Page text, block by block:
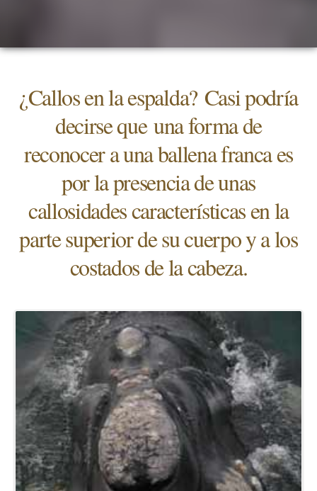
¿Callos en la espalda? Casi podría
decirse que una forma de
reconocer a una ballena franca es
por la presencia de unas
callosidades características en la
parte superior de su cuerpo y a los
costados de la cabeza.